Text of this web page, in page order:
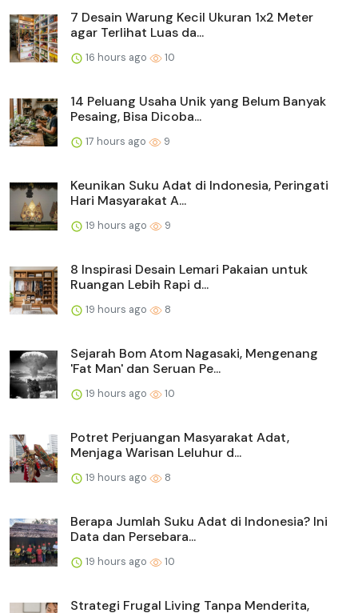
7 Desain Warung Kecil Ukuran 1x2 Meter
agar Terlihat Luas da...
16 hours ago 10
14 Peluang Usaha Unik yang Belum Banyak
Pesaing, Bisa Dicoba...
17 hours ago 9
Keunikan Suku Adat di Indonesia, Peringati
Hari Masyarakat A...
19 hours ago 9
8 Inspirasi Desain Lemari Pakaian untuk
Ruangan Lebih Rapi d...
19 hours ago 8
Sejarah Bom Atom Nagasaki, Mengenang
'Fat Man' dan Seruan Pe...
19 hours ago 10
Potret Perjuangan Masyarakat Adat,
Menjaga Warisan Leluhur d...
19 hours ago 8
Berapa Jumlah Suku Adat di Indonesia? Ini
Data dan Persebara...
19 hours ago 10
Strategi Frugal Living Tanpa Menderita,